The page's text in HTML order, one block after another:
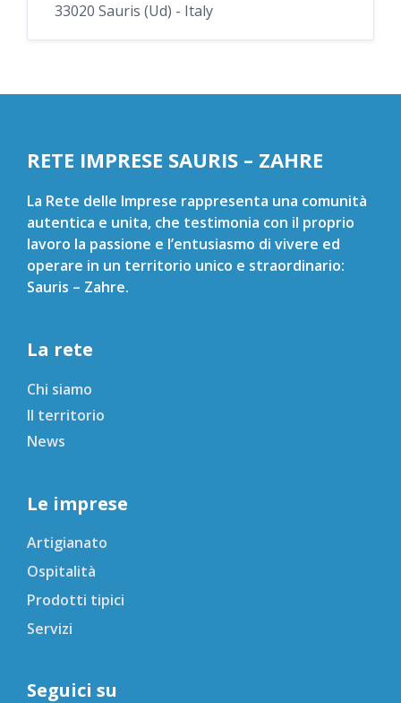
33020 Sauris (Ud) - Italy
RETE IMPRESE SAURIS – ZAHRE
La Rete delle Imprese rappresenta una comunità
autentica e unita, che testimonia con il proprio
lavoro la passione e l’entusiasmo di vivere ed
operare in un territorio unico e straordinario:
Sauris – Zahre.
La rete
Chi siamo
Il territorio
News
Le imprese
Artigianato
Ospitalità
Prodotti tipici
Servizi
Seguici su